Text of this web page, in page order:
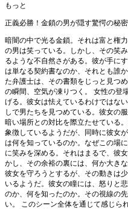
もっと
正義必勝！金鎖の男が隠す驚愕の秘
暗闇の中で光る金鎖。それは富と権
の男は笑っている。しかし、その笑
るような不自然さがある。彼が手に
は単なる契約書なのか、それとも誰
た弁護士は、その書類をじっと見つ
の瞬間、空気が凍りつく。 女性の登
げる。彼女は怯えているわけではな
しで男たちを見つめている。彼女の
暗い場所との対比を際立たせている
象徴しているようだが、同時に彼女
は何を知っているのか。なぜこの場
に笑みを深める。それはまるで、彼
かし、その余裕の裏には、何か大き
彼女を守ろうとするが、その動きは
いるようだ。彼女の瞳には、怒りと
のか、何を知ったのか。その視線の
い。 このシーン全体を通じて感じら